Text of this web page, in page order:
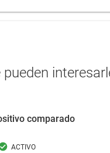
comparado